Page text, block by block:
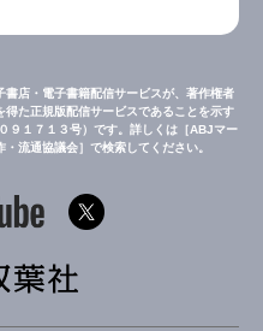
書店・電子書籍配信サービスが、著作権者
得た正規版配信サービスであることを示す
９１７１３号）です。詳しくは［ABJマー
流通協議会］で検索してください。